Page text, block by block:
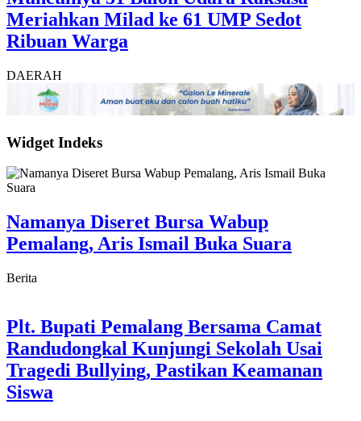
Meriahkan Milad ke 61 UMP Sedot
Ribuan Warga
DAERAH
Widget Indeks
Namanya Diseret Bursa Wabup
Pemalang, Aris Ismail Buka Suara
Berita
Plt. Bupati Pemalang Bersama Camat
Randudongkal Kunjungi Sekolah Usai
Tragedi Bullying, Pastikan Keamanan
Siswa